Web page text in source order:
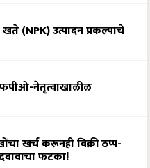
खते (NPK) उत्पादन प्रकल्पाचे
नेतृत्वाखालील
खर्च करूनही विक्री ठप्प-
दबावाचा फटका!